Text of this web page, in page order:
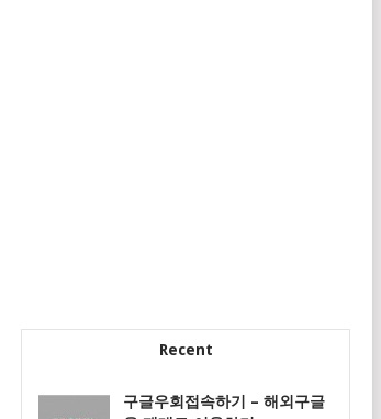
Recent
구글우회접속하기 – 해외구글